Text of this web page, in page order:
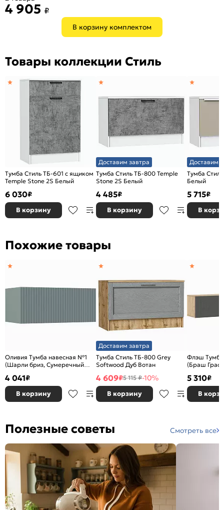
В корзину комплектом
4 905 ₽
Товары коллекции Стиль
Тумба Стиль ТБ-601 с ящиком
Temple Stone 2S Белый
6 030₽
В корзину
Доставим завтра
Тумба Стиль ТБ-800 Temple
Stone 2S Белый
4 485₽
В корзину
Доставим
Тумба
Белый
5 715₽
В
Похожие товары
Оливия Тумба навесная №1
(Шарли бриз, Сумеречный
4 041₽
В корзину
Доставим завтра
Тумба Стиль ТБ-800 Grey
Softwood Дуб Вотан
4 609₽5 115 ₽-10%
В корзину
Флэш Тумба
(Браш
5 310₽
В
Полезные советы Смотреть все